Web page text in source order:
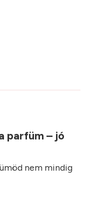
parfüm – jó
nem mindig